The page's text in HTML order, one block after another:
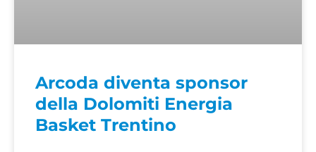
Arcoda diventa sponsor
della Dolomiti Energia
Basket Trentino